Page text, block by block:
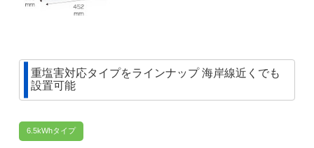
重塩害対応タイプをラインナップ 海岸線近くでも
設置可能
6.5kWhタイプ